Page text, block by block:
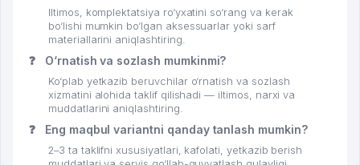
Iltimos, komplektatsiya ro‘yxatini so‘rang va kerak
bo‘lishi mumkin bo‘lgan aksessuarlar yoki sarf
materiallarini aniqlashtiring.
❓ O‘rnatish va sozlash mumkinmi?
Ko‘plab yetkazib beruvchilar o‘rnatish va sozlash
xizmatini alohida taklif qilishadi — iltimos, narxi va
muddatlarini aniqlashtiring.
❓ Eng maqbul variantni qanday tanlash mumkin?
2–3 ta taklifni xususiyatlari, kafolati, yetkazib berish